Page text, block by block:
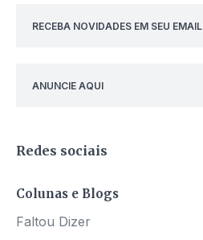
RECEBA NOVIDADES EM SEU EMAIL
ANUNCIE AQUI
Redes sociais
Colunas e Blogs
Faltou Dizer